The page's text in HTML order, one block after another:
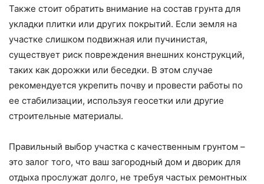
Также стоит обратить внимание на состав грунта для
укладки плитки или других покрытий. Если земля на
участке слишком подвижная или пучинистая,
существует риск повреждения внешних конструкций,
таких как дорожки или беседки. В этом случае
рекомендуется укрепить почву и провести работы по
ее стабилизации, используя геосетки или другие
строительные материалы.
Правильный выбор участка с качественным грунтом –
это залог того, что ваш загородный дом и дворик для
отдыха прослужат долго, не требуя частых ремонтных